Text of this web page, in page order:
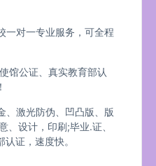
对一专业服务，可全程
馆公证、真实教育部认
激光防伪、凹凸版、版
、设计，印刷;毕业.证、
证，速度快。